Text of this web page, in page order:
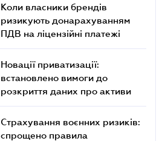
Коли власники брендів
ризикують донарахуванням
ПДВ на ліцензійні платежі
Новації приватизації:
встановлено вимоги до
розкриття даних про активи
Страхування воєнних ризиків:
спрощено правила